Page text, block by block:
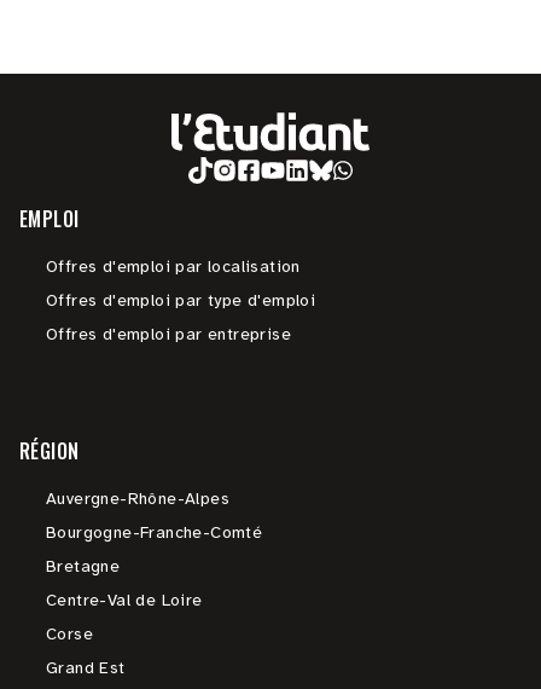
EMPLOI
Offres d'emploi par localisation
Offres d'emploi par type d'emploi
Offres d'emploi par entreprise
RÉGION
Auvergne-Rhône-Alpes
Bourgogne-Franche-Comté
Bretagne
Centre-Val de Loire
Corse
Grand Est